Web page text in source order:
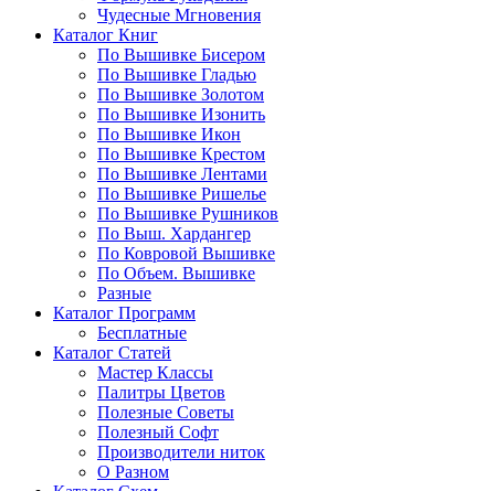
Чудесные Мгновения
Каталог Книг
По Вышивке Бисером
По Вышивке Гладью
По Вышивке Золотом
По Вышивке Изонить
По Вышивке Икон
По Вышивке Крестом
По Вышивке Лентами
По Вышивке Ришелье
По Вышивке Рушников
По Выш. Хардангер
По Ковровой Вышивке
По Объем. Вышивке
Разные
Каталог Программ
Бесплатные
Каталог Статей
Мастер Классы
Палитры Цветов
Полезные Советы
Полезный Софт
Производители ниток
О Разном